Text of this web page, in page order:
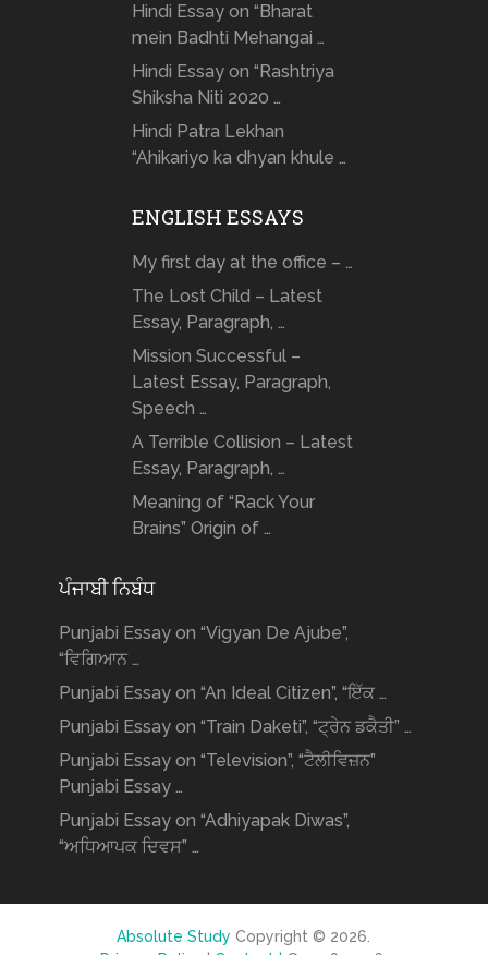
Hindi Essay on “Bharat
mein Badhti Mehangai …
Hindi Essay on “Rashtriya
Shiksha Niti 2020 …
Hindi Patra Lekhan
“Ahikariyo ka dhyan khule …
ENGLISH ESSAYS
My first day at the office – …
The Lost Child – Latest
Essay, Paragraph, …
Mission Successful –
Latest Essay, Paragraph,
Speech …
A Terrible Collision – Latest
Essay, Paragraph, …
Meaning of “Rack Your
Brains” Origin of …
ਪੰਜਾਬੀ ਨਿਬੰਧ
Punjabi Essay on “Vigyan De Ajube”,
“ਵਿਗਿਆਨ …
Punjabi Essay on “An Ideal Citizen”, “ਇੱਕ …
Punjabi Essay on “Train Daketi”, “ਟ੍ਰੇਨ ਡਕੈਤੀ” …
Punjabi Essay on “Television”, “ਟੈਲੀਵਿਜ਼ਨ”
Punjabi Essay …
Punjabi Essay on “Adhiyapak Diwas”,
“ਅਧਿਆਪਕ ਦਿਵਸ” …
Absolute Study Copyright © 2026.